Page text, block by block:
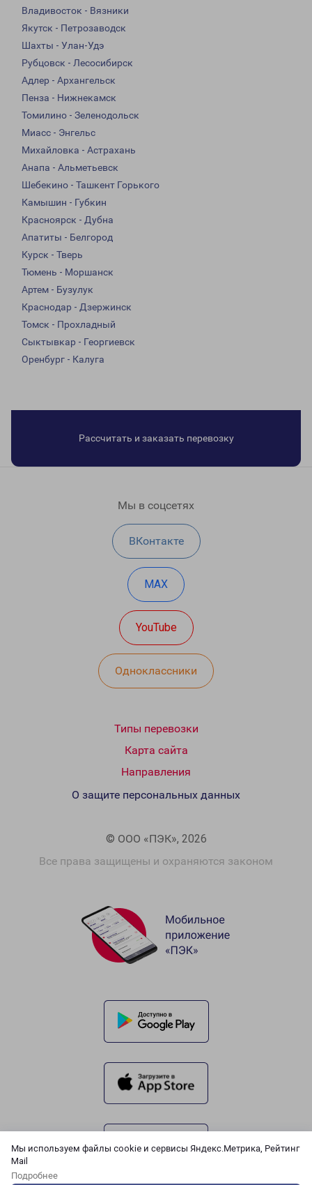
Мы используем файлы cookie и сервисы Яндекс.Метрика, Рейтинг
Mail
Подробнее
Владивосток - Вязники
Якутск - Петрозаводск
Шахты - Улан-Удэ
Рубцовск - Лесосибирск
Адлер - Архангельск
Пенза - Нижнекамск
Томилино - Зеленодольск
Миасс - Энгельс
Михайловка - Астрахань
Анапа - Альметьевск
Шебекино - Ташкент Горького
Камышин - Губкин
Красноярск - Дубна
Апатиты - Белгород
Курск - Тверь
Тюмень - Моршанск
Артем - Бузулук
Краснодар - Дзержинск
Томск - Прохладный
Сыктывкар - Георгиевск
Оренбург - Калуга
Рассчитать и заказать перевозку
Мы в соцсетях
ВКонтакте
MAX
YouTube
Одноклассники
Типы перевозки
Карта сайта
Направления
© ООО «ПЭК», 2026
Все права защищены и охраняются законом
О защите персональных данных